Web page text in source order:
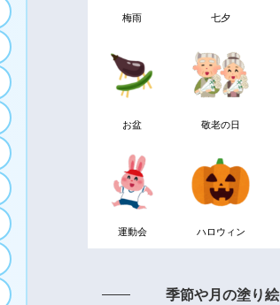
梅雨 七夕
お盆 敬老の日
運動会 ハロウィン
季節や月の塗り絵